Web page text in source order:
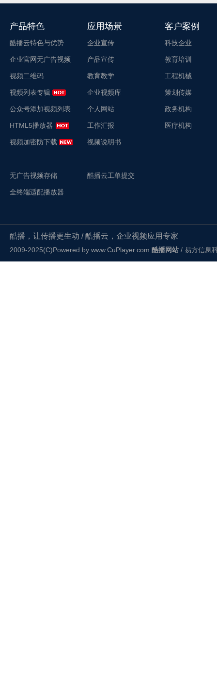
产品特色
酷播云特色与优势
企业官网无广告视频
视频二维码
视频列表专辑
公众号添加视频列表
HTML5播放器
视频加密防下载
无广告视频存储
全终端适配播放器
应用场景
企业宣传
产品宣传
教育教学
企业视频库
个人网站
工作汇报
视频说明书
酷播云工单提交
客户案例
科技企业
教育培训
工程机械
策划传媒
政务机构
医疗机构
酷播，让传播更生动 / 酷播云，企业视频应用专家
2009-2025(C)Powered by www.CuPlayer.com 酷播网站 / 易方信息